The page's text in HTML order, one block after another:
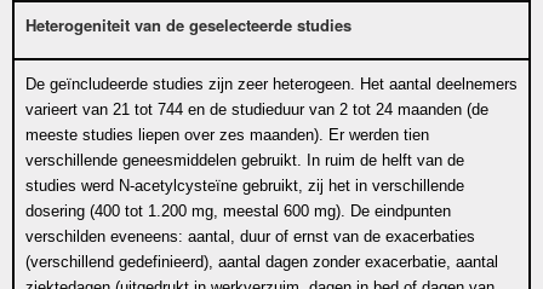
Heterogeniteit van de geselecteerde studies
De geïncludeerde studies zijn zeer heterogeen. Het aantal deelnemers
varieert van 21 tot 744 en de studieduur van 2 tot 24 maanden (de
meeste studies liepen over zes maanden). Er werden tien
verschillende geneesmiddelen gebruikt. In ruim de helft van de
studies werd N-acetylcysteïne gebruikt, zij het in verschillende
dosering (400 tot 1.200 mg, meestal 600 mg). De eindpunten
verschilden eveneens: aantal, duur of ernst van de exacerbaties
(verschillend gedefinieerd), aantal dagen zonder exacerbatie, aantal